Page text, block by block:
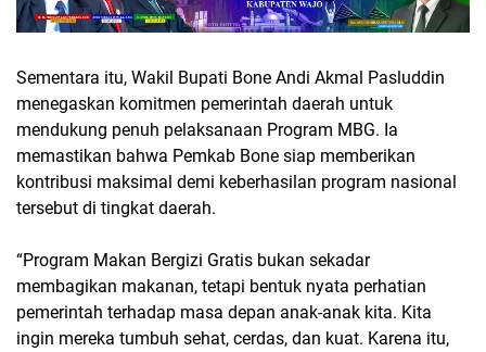
Sementara itu, Wakil Bupati Bone Andi Akmal Pasluddin
menegaskan komitmen pemerintah daerah untuk
mendukung penuh pelaksanaan Program MBG. Ia
memastikan bahwa Pemkab Bone siap memberikan
kontribusi maksimal demi keberhasilan program nasional
tersebut di tingkat daerah.
“Program Makan Bergizi Gratis bukan sekadar
membagikan makanan, tetapi bentuk nyata perhatian
pemerintah terhadap masa depan anak-anak kita. Kita
ingin mereka tumbuh sehat, cerdas, dan kuat. Karena itu,